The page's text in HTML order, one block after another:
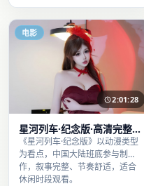
电影
2:01:28
星河列车·纪念版·高清完整
收录适合周末一口气刷完
《星河列车·纪念版》以动漫类型
为看点，中国大陆班底参与制
作，叙事完整、节奏舒适，适合
休闲时段观看。